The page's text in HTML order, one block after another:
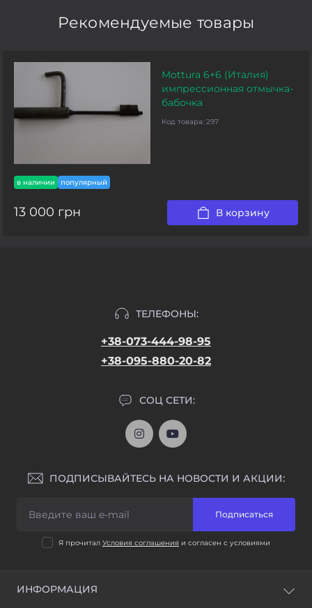
Рекомендуемые товары
в наличии популярный
Mottura 6+6 (Италия)
импрессионная отмычка-
бабочка
Код товара: 297
13 000 грн В корзину
ТЕЛЕФОНЫ:
+38-073-444-98-95
+38-095-880-20-82
СОЦ СЕТИ:
ПОДПИСЫВАЙТЕСЬ НА НОВОСТИ И АКЦИИ:
Подписаться
Я прочитал Условия соглашения и согласен с условиями
ИНФОРМАЦИЯ